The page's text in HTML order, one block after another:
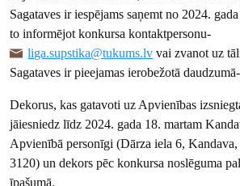
Sagataves ir iespējams saņemt no 2024.
to informējot konkursa kontaktpersonu-
liga.supstika@tukums.lv vai zvanot uz
Sagataves ir pieejamas ierobežotā
Dekorus, kas gatavoti uz Apvienības
jāiesniedz līdz 2024. gada 18. martam
Apvienībā personīgi (Dārza iela 6,
3120) un dekors pēc konkursa noslēguma
īpašumā.